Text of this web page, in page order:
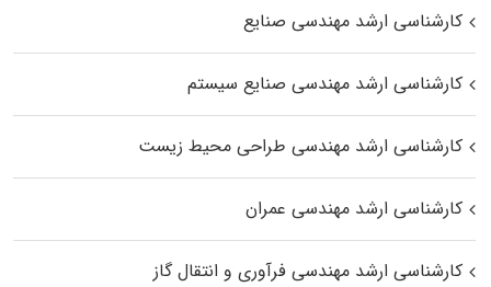
کارشناسی ارشد مهندسی صنایع
کارشناسی ارشد مهندسی صنایع سیستم
کارشناسی ارشد مهندسی طراحی محیط زیست
کارشناسی ارشد مهندسی عمران
کارشناسی ارشد مهندسی فرآوری و انتقال گاز